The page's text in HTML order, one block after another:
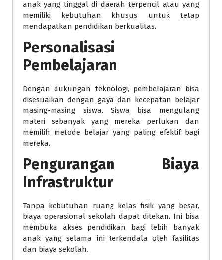
anak yang tinggal di daerah terpencil atau yang
memiliki kebutuhan khusus untuk tetap
mendapatkan pendidikan berkualitas.
Personalisasi
Pembelajaran
Dengan dukungan teknologi, pembelajaran bisa
disesuaikan dengan gaya dan kecepatan belajar
masing-masing siswa. Siswa bisa mengulang
materi sebanyak yang mereka perlukan dan
memilih metode belajar yang paling efektif bagi
mereka.
Pengurangan Biaya
Infrastruktur
Tanpa kebutuhan ruang kelas fisik yang besar,
biaya operasional sekolah dapat ditekan. Ini bisa
membuka akses pendidikan bagi lebih banyak
anak yang selama ini terkendala oleh fasilitas
dan biaya sekolah.